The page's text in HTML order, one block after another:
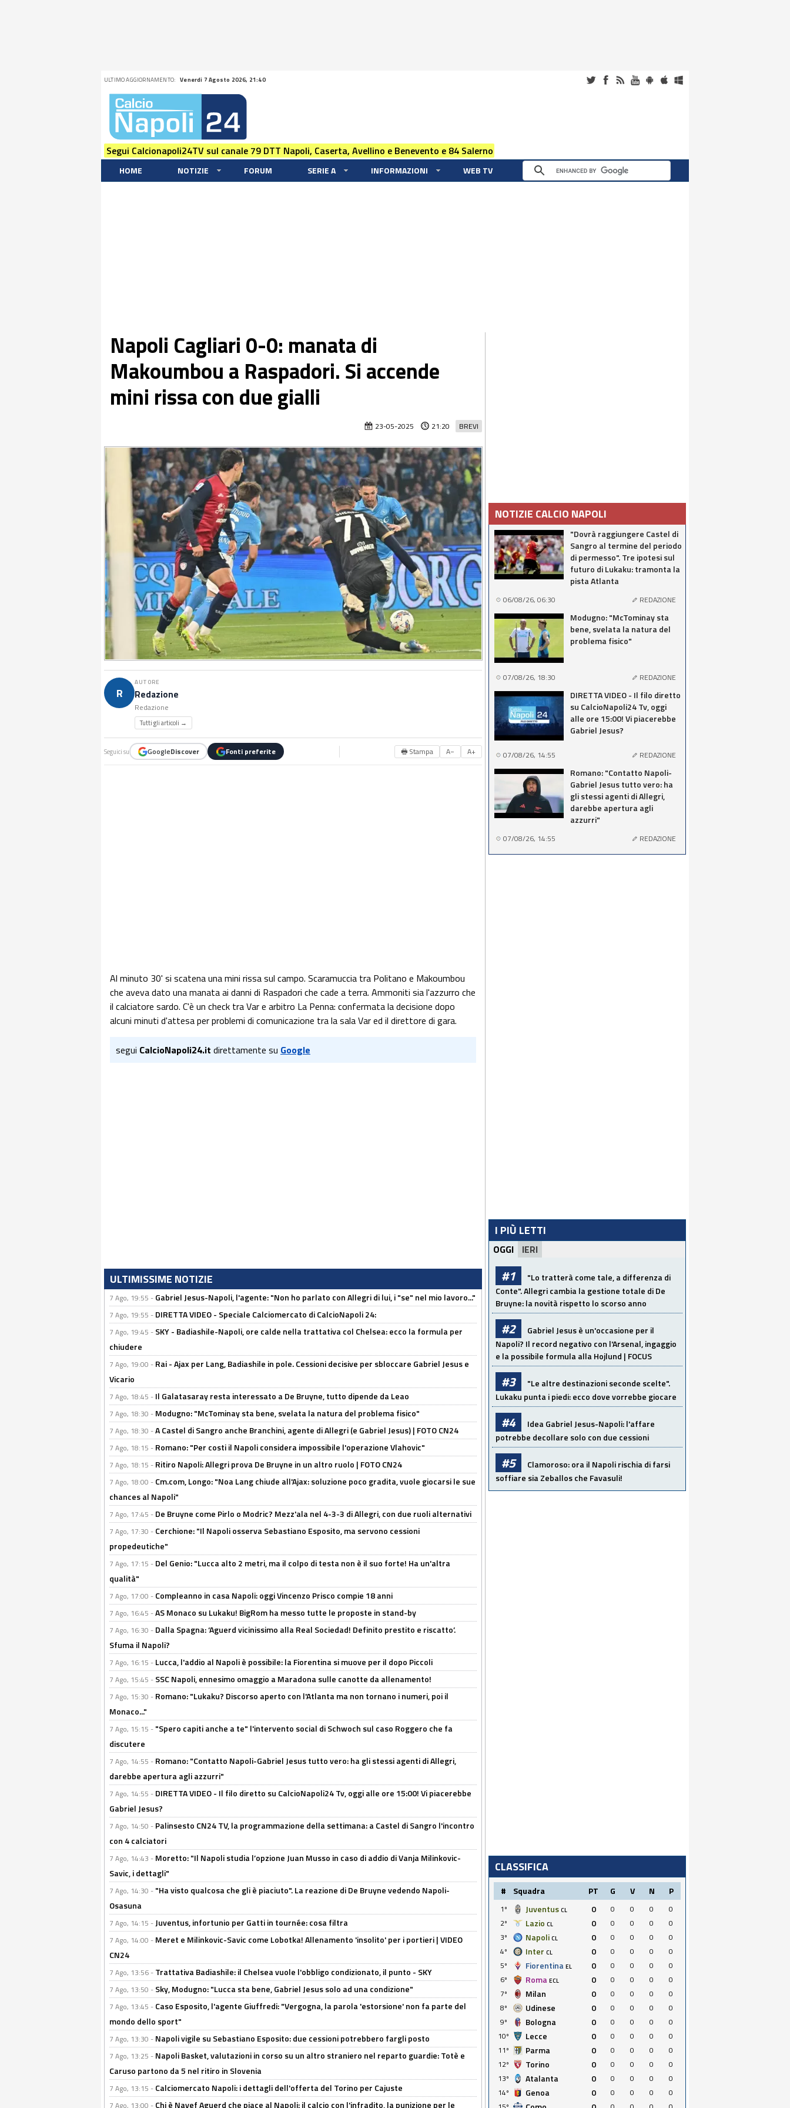
ULTIMO AGGIORNAMENTO: Venerdi 7 Agosto 2026, 21:40
Segui Calcionapoli24TV sul canale 79 DTT Napoli, Caserta, Avellino e Benevento e 84 Salerno
HOME NOTIZIE FORUM SERIE A INFORMAZIONI WEB TV
Napoli Cagliari 0-0: manata di
Makoumbou a Raspadori. Si accende
mini rissa con due gialli
BREVI
23-05-2025 21:20
R
AUTORE
Redazione
Redazione
Tutti gli articoli →
Seguici su GoogleDiscover Fonti preferite 🖶 Stampa A− A+
Al minuto 30' si scatena una mini rissa sul campo. Scaramuccia tra Politano e Makoumbou
che aveva dato una manata ai danni di Raspadori che cade a terra. Ammoniti sia l'azzurro che
il calciatore sardo. C'è un check tra Var e arbitro La Penna: confermata la decisione dopo
alcuni minuti d'attesa per problemi di comunicazione tra la sala Var ed il direttore di gara.
segui CalcioNapoli24.it direttamente su Google
ULTIMISSIME NOTIZIE
7 Ago, 19:55 - Gabriel Jesus-Napoli, l'agente: "Non ho parlato con Allegri di lui, i "se" nel mio lavoro..."
7 Ago, 19:55 - DIRETTA VIDEO - Speciale Calciomercato di CalcioNapoli 24:
7 Ago, 19:45 - SKY - Badiashile-Napoli, ore calde nella trattativa col Chelsea: ecco la formula per
chiudere
7 Ago, 19:00 - Rai - Ajax per Lang, Badiashile in pole. Cessioni decisive per sbloccare Gabriel Jesus e
Vicario
7 Ago, 18:45 - Il Galatasaray resta interessato a De Bruyne, tutto dipende da Leao
7 Ago, 18:30 - Modugno: "McTominay sta bene, svelata la natura del problema fisico"
7 Ago, 18:30 -A Castel di Sangro anche Branchini, agente di Allegri (e Gabriel Jesus) | FOTO CN24
7 Ago, 18:15 - Romano: "Per costi il Napoli considera impossibile l'operazione Vlahovic"
7 Ago, 18:15 - Ritiro Napoli: Allegri prova De Bruyne in un altro ruolo | FOTO CN24
7 Ago, 18:00 - Cm.com, Longo: "Noa Lang chiude all'Ajax: soluzione poco gradita, vuole giocarsi le sue
chances al Napoli"
7 Ago, 17:45 - De Bruyne come Pirlo o Modric? Mezz'ala nel 4-3-3 di Allegri, con due ruoli alternativi
7 Ago, 17:30 - Cerchione: "Il Napoli osserva Sebastiano Esposito, ma servono cessioni
propedeutiche"
7 Ago, 17:15 - Del Genio: "Lucca alto 2 metri, ma il colpo di testa non è il suo forte! Ha un'altra
qualità"
7 Ago, 17:00 - Compleanno in casa Napoli: oggi Vincenzo Prisco compie 18 anni
7 Ago, 16:45 -AS Monaco su Lukaku! BigRom ha messo tutte le proposte in stand-by
7 Ago, 16:30 - Dalla Spagna: ‘Aguerd vicinissimo alla Real Sociedad! Definito prestito e riscatto’.
Sfuma il Napoli?
7 Ago, 16:15 - Lucca, l'addio al Napoli è possibile: la Fiorentina si muove per il dopo Piccoli
7 Ago, 15:45 - SSC Napoli, ennesimo omaggio a Maradona sulle canotte da allenamento!
7 Ago, 15:30 - Romano: "Lukaku? Discorso aperto con l'Atlanta ma non tornano i numeri, poi il
Monaco..."
7 Ago, 15:15 - "Spero capiti anche a te" l'intervento social di Schwoch sul caso Roggero che fa
discutere
7 Ago, 14:55 - Romano: "Contatto Napoli-Gabriel Jesus tutto vero: ha gli stessi agenti di Allegri,
darebbe apertura agli azzurri"
7 Ago, 14:55 - DIRETTA VIDEO - Il filo diretto su CalcioNapoli24 Tv, oggi alle ore 15:00! Vi piacerebbe
Gabriel Jesus?
7 Ago, 14:50 - Palinsesto CN24 TV, la programmazione della settimana: a Castel di Sangro l'incontro
con 4 calciatori
7 Ago, 14:43 - Moretto: "Il Napoli studia l’opzione Juan Musso in caso di addio di Vanja Milinkovic-
Savic, i dettagli"
7 Ago, 14:30 - "Ha visto qualcosa che gli è piaciuto". La reazione di De Bruyne vedendo Napoli-
Osasuna
7 Ago, 14:15 - Juventus, infortunio per Gatti in tournée: cosa filtra
7 Ago, 14:00 - Meret e Milinkovic-Savic come Lobotka! Allenamento 'insolito' per i portieri | VIDEO
CN24
7 Ago, 13:56 - Trattativa Badiashile: il Chelsea vuole l'obbligo condizionato, il punto - SKY
7 Ago, 13:50 - Sky, Modugno: "Lucca sta bene, Gabriel Jesus solo ad una condizione"
7 Ago, 13:45 - Caso Esposito, l'agente Giuffredi: "Vergogna, la parola 'estorsione' non fa parte del
mondo dello sport"
7 Ago, 13:30 - Napoli vigile su Sebastiano Esposito: due cessioni potrebbero fargli posto
7 Ago, 13:25 - Napoli Basket, valutazioni in corso su un altro straniero nel reparto guardie: Totè e
Caruso partono da 5 nel ritiro in Slovenia
7 Ago, 13:15 - Calciomercato Napoli: i dettagli dell'offerta del Torino per Cajuste
7 Ago, 13:00 - Chi è Nayef Aguerd che piace al Napoli: il calcio con l'infradito, la punizione per le
NOTIZIE CALCIO NAPOLI
"Dovrà raggiungere Castel di
Sangro al termine del periodo
di permesso". Tre ipotesi sul
futuro di Lukaku: tramonta la
pista Atlanta
06/08/26, 06:30 REDAZIONE
Modugno: "McTominay sta
bene, svelata la natura del
problema fisico"
07/08/26, 18:30 REDAZIONE
DIRETTA VIDEO - Il filo diretto
su CalcioNapoli24 Tv, oggi
alle ore 15:00! Vi piacerebbe
Gabriel Jesus?
07/08/26, 14:55 REDAZIONE
Romano: "Contatto Napoli-
Gabriel Jesus tutto vero: ha
gli stessi agenti di Allegri,
darebbe apertura agli
azzurri"
07/08/26, 14:55 REDAZIONE
I PIÙ LETTI
OGGI IERI
#1
"Lo tratterà come tale, a differenza di
Conte". Allegri cambia la gestione totale di De
Bruyne: la novità rispetto lo scorso anno
#2
Gabriel Jesus è un'occasione per il
Napoli? Il record negativo con l'Arsenal, ingaggio
e la possibile formula alla Hojlund | FOCUS
#3
"Le altre destinazioni seconde scelte".
Lukaku punta i piedi: ecco dove vorrebbe giocare
#4
Idea Gabriel Jesus-Napoli: l'affare
potrebbe decollare solo con due cessioni
#5
Clamoroso: ora il Napoli rischia di farsi
soffiare sia Zeballos che Favasuli!
CLASSIFICA
# Squadra PT G V N P
1º Juventus CL 0 0 0 0
0
2º
Lazio CL 0 0 0 0
0
3º
Napoli CL 0 0 0 0
0
4º
Inter CL 0 0 0 0
0
5º
Fiorentina EL 0 0 0 0
0
6º
Roma ECL 0 0 0 0
0
7º
Milan 0 0 0 0
0
8º
Udinese 0 0 0 0
0
9º
Bologna 0 0 0 0
0
10º
Lecce 0 0 0 0
0
11º
Parma 0 0 0 0
0
12º
Torino 0 0 0 0
0
13º
Atalanta 0 0 0 0
0
14º
Genoa 0 0 0 0
0